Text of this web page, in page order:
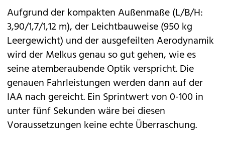
Aufgrund der kompakten Außenmaße (L/B/H:
3,90/1,7/1,12 m), der Leichtbauweise (950 kg
Leergewicht) und der ausgefeilten Aerodynamik
wird der Melkus genau so gut gehen, wie es
seine atemberaubende Optik verspricht. Die
genauen Fahrleistungen werden dann auf der
IAA nach gereicht. Ein Sprintwert von 0-100 in
unter fünf Sekunden wäre bei diesen
Voraussetzungen keine echte Überraschung.